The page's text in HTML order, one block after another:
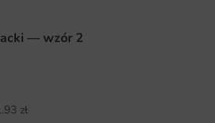
stosowania dodatkowych
tę fototapetę
każde wnętrze.
— wzór 2
zł